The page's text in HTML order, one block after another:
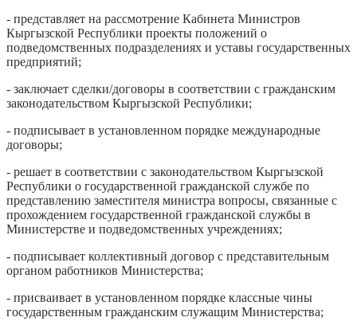
- представляет на рассмотрение Кабинета Министров
Кыргызской Республики проекты положений о
подведомственных подразделениях и уставы государственных
предприятий;
- заключает сделки/договоры в соответствии с гражданским
законодательством Кыргызской Республики;
- подписывает в установленном порядке международные
договоры;
- решает в соответствии с законодательством Кыргызской
Республики о государственной гражданской службе по
представлению заместителя министра вопросы, связанные с
прохождением государственной гражданской службы в
Министерстве и подведомственных учреждениях;
- подписывает коллективный договор с представительным
органом работников Министерства;
- присваивает в установленном порядке классные чины
государственным гражданским служащим Министерства;